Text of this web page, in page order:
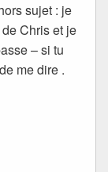
sujet : je
Chris et je
– si tu
me dire .